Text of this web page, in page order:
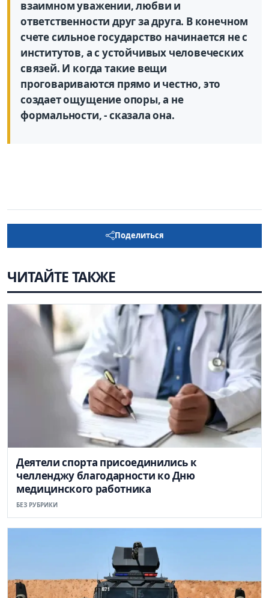
взаимном уважении, любви и
ответственности друг за друга. В конечном
счете сильное государство начинается не с
институтов, а с устойчивых человеческих
связей. И когда такие вещи
проговариваются прямо и честно, это
создает ощущение опоры, а не
формальности, - сказала она.
Поделиться
ЧИТАЙТЕ ТАКЖЕ
Деятели спорта присоединились к
челленджу благодарности ко Дню
медицинского работника
БЕЗ РУБРИКИ